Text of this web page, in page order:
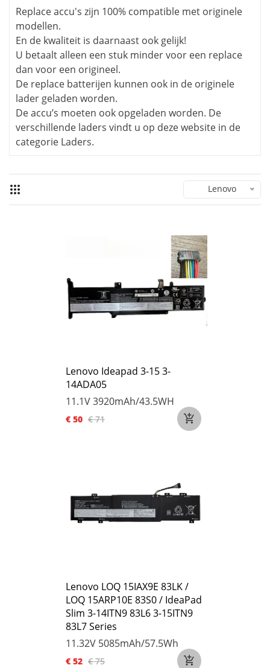
Replace accu's zijn 100% compatible met originele
modellen.
En de kwaliteit is daarnaast ook gelijk!
U betaalt alleen een stuk minder voor een replace
dan voor een origineel.
De replace batterijen kunnen ook in de originele
lader geladen worden.
De accu’s moeten ook opgeladen worden. De
verschillende laders vindt u op deze website in de
categorie Laders.
Lenovo
Lenovo Ideapad 3-15 3-
14ADA05
11.1V3920mAh/43.5WH
€ 50 € 71
Lenovo LOQ 15IAX9E 83LK /
LOQ 15ARP10E 83S0 / IdeaPad
Slim 3-14ITN9 83L6 3-15ITN9
83L7 Series
11.32V 5085mAh/57.5Wh
€ 52 € 75